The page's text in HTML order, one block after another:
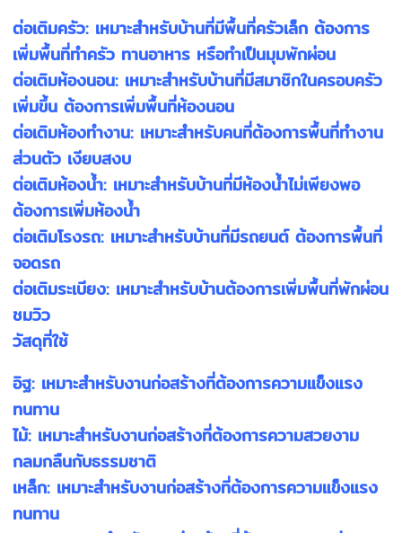
ต่อเติมครัว: เหมาะสำหรับบ้านที่มีพื้นที่ครัวเล็ก ต้องการ
เพิ่มพื้นที่ทำครัว ทานอาหาร หรือทำเป็นมุมพักผ่อน
ต่อเติมห้องนอน: เหมาะสำหรับบ้านที่มีสมาชิกในครอบครัว
เพิ่มขึ้น ต้องการเพิ่มพื้นที่ห้องนอน
ต่อเติมห้องทำงาน: เหมาะสำหรับคนที่ต้องการพื้นที่ทำงาน
ส่วนตัว เงียบสงบ
ต่อเติมห้องน้ำ: เหมาะสำหรับบ้านที่มีห้องน้ำไม่เพียงพอ
ต้องการเพิ่มห้องน้ำ
ต่อเติมโรงรถ: เหมาะสำหรับบ้านที่มีรถยนต์ ต้องการพื้นที่
จอดรถ
ต่อเติมระเบียง: เหมาะสำหรับบ้านต้องการเพิ่มพื้นที่พักผ่อน
ชมวิว
วัสดุที่ใช้
อิฐ: เหมาะสำหรับงานก่อสร้างที่ต้องการความแข็งแรง
ทนทาน
ไม้: เหมาะสำหรับงานก่อสร้างที่ต้องการความสวยงาม
กลมกลืนกับธรรมชาติ
เหล็ก: เหมาะสำหรับงานก่อสร้างที่ต้องการความแข็งแรง
ทนทาน